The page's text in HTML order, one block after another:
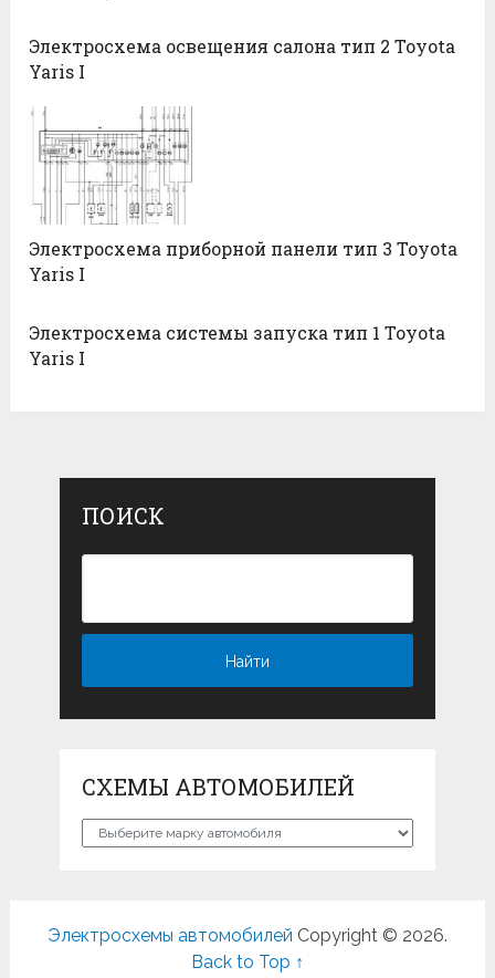
Электросхема освещения салона тип 2 Toyota
Yaris I
Электросхема приборной панели тип 3 Toyota
Yaris I
Электросхема системы запуска тип 1 Toyota
Yaris I
ПОИСК
СХЕМЫ АВТОМОБИЛЕЙ
Схемы
Электросхемы автомобилей Copyright © 2026.
Back to Top ↑